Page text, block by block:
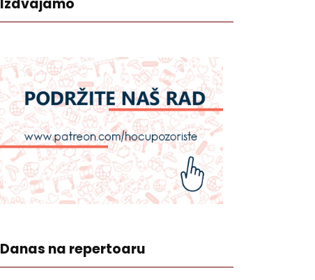
Izdvajamo
Danas na repertoaru